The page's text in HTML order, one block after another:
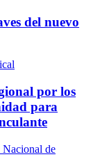
del nuevo
por los
para